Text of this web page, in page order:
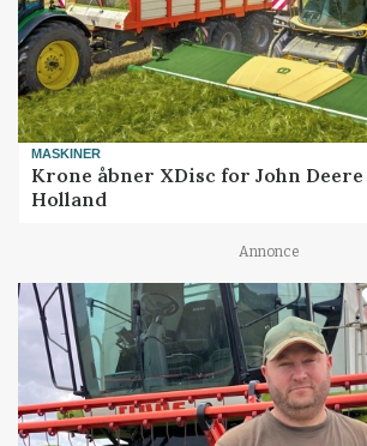
MASKINER
Krone åbner XDisc for John Deere
Holland
Annonce